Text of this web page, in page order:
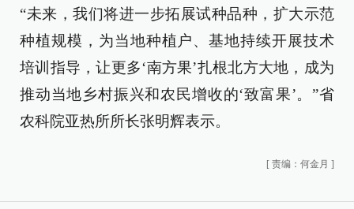
“未来，我们将进一步拓展试种品种，扩大示范
种植规模，为当地种植户、基地持续开展技术
培训指导，让更多‘南方果’扎根北方大地，成为
推动当地乡村振兴和农民增收的‘致富果’。”省
农科院亚热所所长张明辉表示。
[ 责编：何金月 ]